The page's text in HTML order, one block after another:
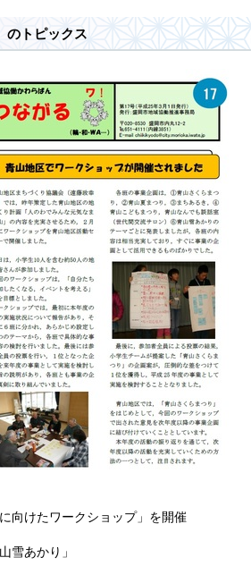
のトピックス
向けたワークショップ」を開催
雪あかり」